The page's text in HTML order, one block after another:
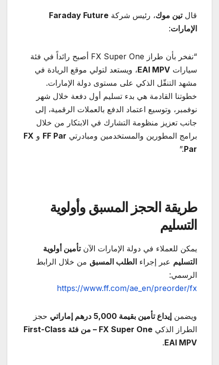
قالتين موك، رئيس شركة Faraday Future
الإمارات:
“نفخر بأن طراز FX Super One أصبح رائداً في فئة
سيارات EAI MPV، ويستعد لتولي موقع الريادة في
مشهد التنقّل الذكي على مستوى دولة الإمارات.
خطوتنا القادمة هي بدء تسليم أول دفعة خلال شهر
نوفمبر، وتوسيع اعتماد الدفع بالعملات الرقمية، إلى
جانب تعزيز منظومة التشارك في الابتكار من خلال
برامج المطورين والمستخدمين ومبادرتي FF Par و FX
Par
.”
طريقة الحجز المسبق وأولوية
التسليم
يمكن للعملاء في دولة الإمارات الآنتأمين أولوية
التسليم عبر إجراء الطلب المسبق من خلال الرابط
الرسمي:
https://www.ff.com/ae_en/preorder/fx
ويضمن إيداع تأمين بقيمة 5,000 درهم إماراتي
حجز
الطراز الذكي
FX Super One – من فئة First-Class
EAI MPV
.